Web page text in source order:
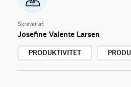
Skrevet af:
Josefine Valente Larsen
PRODUKTIVITET